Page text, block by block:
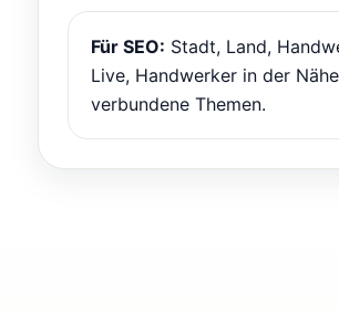
Für SEO: Stadt, Land,
Live, Handwerker in der
verbundene Themen.